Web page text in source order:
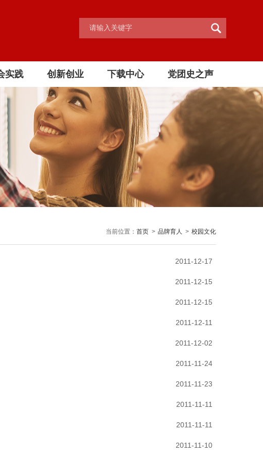
实践 创新创业 下载中心 党团史之声
当前位置： 首页 > 品牌育人 > 校园文化
2011-12-17
2011-12-15
2011-12-15
2011-12-11
2011-12-02
2011-11-24
2011-11-23
2011-11-11
2011-11-11
2011-11-10